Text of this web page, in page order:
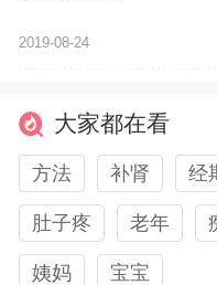
2019-08-24
大家都在看
方法 补肾 经
肚子疼 老年
姨妈 宝宝